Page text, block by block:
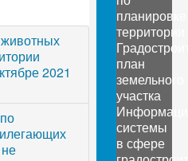
2021
планировке
территории
план
земельного
участка
системы
в сфере